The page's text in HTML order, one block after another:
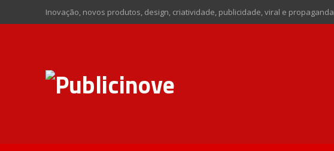
Inovação, novos produtos, design, criatividade, publicidade, viral e propaganda